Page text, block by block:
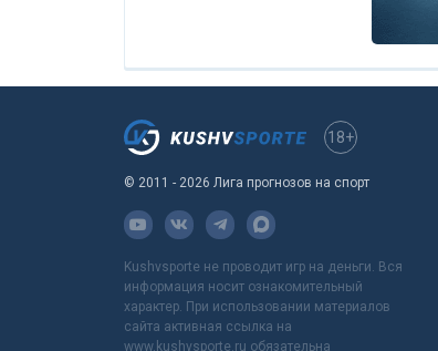
18+
© 2011 - 2026 Лига прогнозов на спорт
Kushvsporte не проводит игр на деньги. Вся
информация носит ознакомительный
характер. При использовании материалов
сайта активная ссылка на
www.kushvsporte.ru обязательна